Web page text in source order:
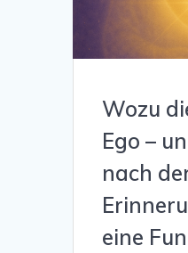
Wozu
Ego –
nach
eine